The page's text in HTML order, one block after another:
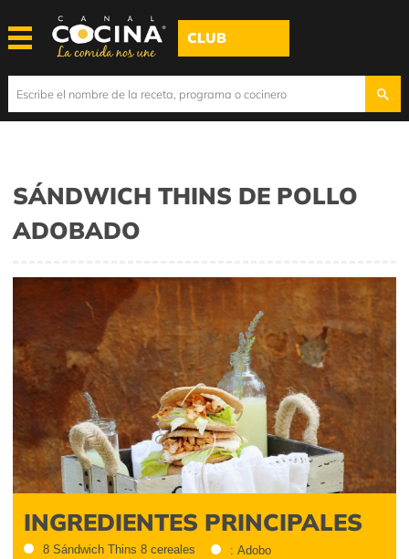
CLUB
SÁNDWICH THINS DE POLLO
ADOBADO
INGREDIENTES PRINCIPALES
8 Sándwich Thins 8 cereales
: Adobo